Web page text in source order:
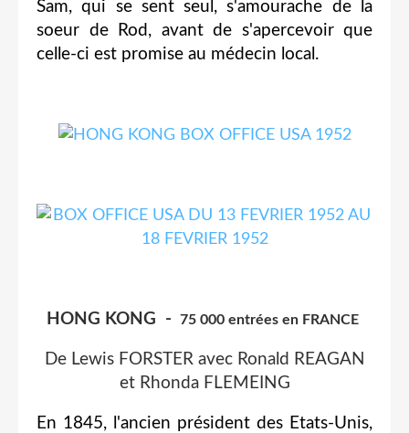
Sam, qui se sent seul, s'amourache de la
soeur de Rod, avant de s'apercevoir que
celle-ci est promise au médecin local.
HONG KONG - 75 000 entrées en FRANCE
De Lewis FORSTER avec Ronald REAGAN
et Rhonda FLEMEING
En 1845, l'ancien président des Etats-Unis,